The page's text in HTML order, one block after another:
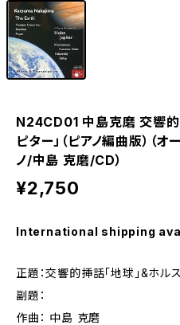
N24CD01 中島克磨 交響的
ピター」（ピアノ編曲版）（
ノ/中島 克磨/CD）
¥2,750
International shipping
正題：交響的挿話「地球」&ホルス
副題：
作曲： 中島 克磨